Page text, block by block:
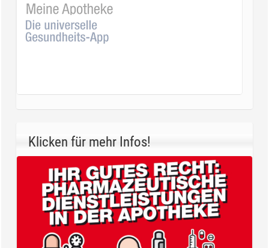
Klicken für mehr Infos!